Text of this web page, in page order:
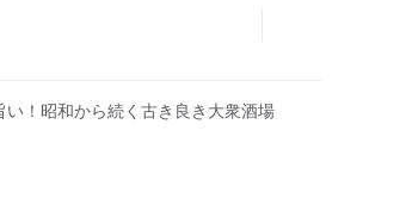
い！昭和から続く古き良き大衆酒場